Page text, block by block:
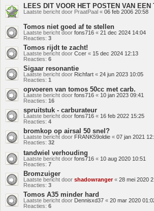
LEES DIT VOOR HET POSTEN VAN EEN
Laatste bericht door PraatPaal « 06 feb 2006 20:58
Tomos niet goed af te stellen
Laatste bericht door fons716 « 21 dec 2024 14:04
Reacties: 3
Tomos rijdt te zacht!
Laatste bericht door Ccer « 15 dec 2024 12:13
Reacties: 6
Sigaar resonantie
Laatste bericht door Richfart « 24 jun 2023 10:05
Reacties: 1
opvoeren van tomos 50cc met carb.
Laatste bericht door fons716 « 10 jan 2023 09:41
Reacties: 16
spruitstuk - carburateur
Laatste bericht door fons716 « 16 feb 2022 15:25
Reacties: 4
bromkop op airsal 50 snel?
Laatste bericht door FRANK59oldie « 07 jan 2021
Reacties: 32
tandwiel verhouding
Laatste bericht door fons716 « 10 aug 2020 10:51
Reacties: 7
Bromzuiger
Laatste bericht door shadowranger« 28 mei 2020
Reacties: 3
Tomos A35 minder hard
Laatste bericht door Dennisxd37 « 20 mar 2020
Reacties: 6